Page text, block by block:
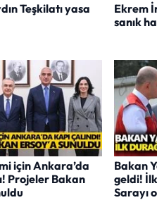
Teşkilatı yasa
Ekrem
sanık
için Ankara’da
Projeler Bakan
Bakan
geldi!
Sarayı